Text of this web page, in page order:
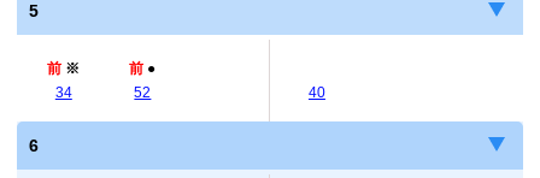
5
前 ※
34
前 ●
52
40
6